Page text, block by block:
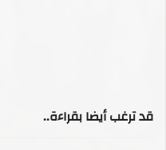
قد ترغب أيضا بقراءة..